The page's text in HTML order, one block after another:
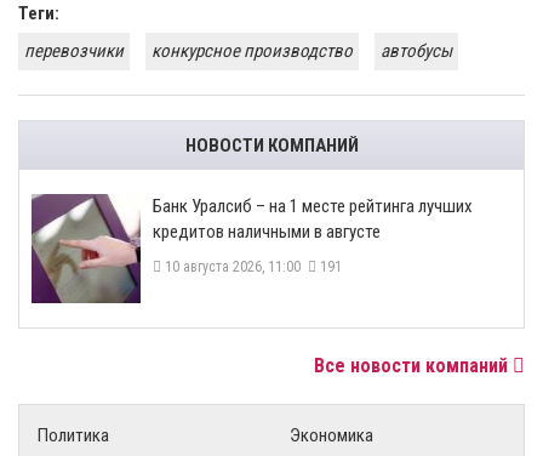
Теги:
перевозчики
конкурсное производство автобусы
НОВОСТИ КОМПАНИЙ
Банк Уралсиб – на 1 месте рейтинга лучших
кредитов наличными в августе
10 августа 2026, 11:00 191
Все новости компаний
Политика
Экономика